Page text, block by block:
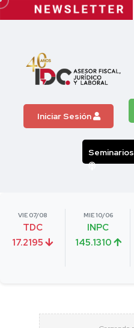
Iniciar Sesión
Seminarios
VIE 07/08
TDC
17.2195
MIE 10/06
INPC
145.1310